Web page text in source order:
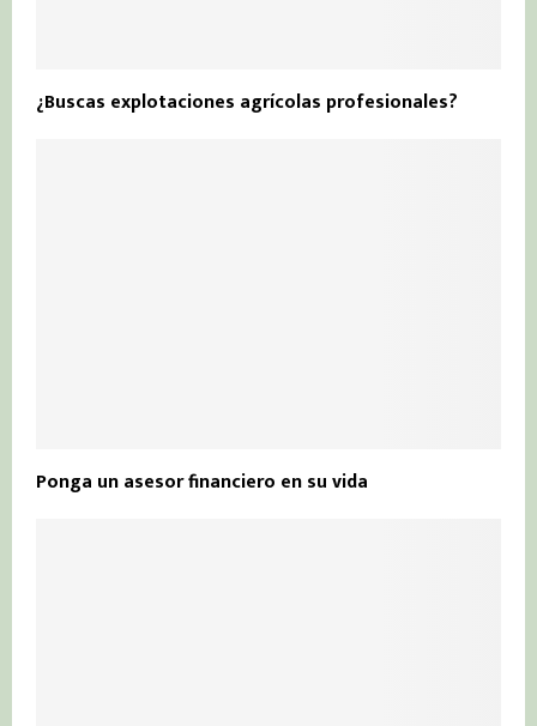
¿Buscas explotaciones agrícolas profesionales?
Ponga un asesor financiero en su vida